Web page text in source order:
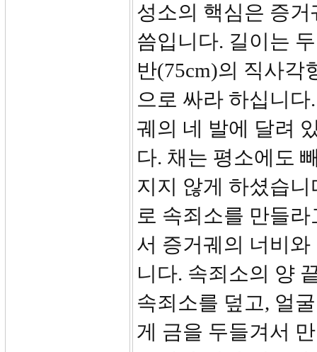
성소의 핵심은 증
씀입니다. 길이는
반(75cm)의 직사각
으로 싸라 하십니
궤의 네 발에 달려
다. 채는 평소에도
지지 않게 하셨습
로 속죄소를 만들
서 증거궤의 너비
니다. 속죄소의 양
속죄소를 덮고, 얼
게 금을 두들겨서